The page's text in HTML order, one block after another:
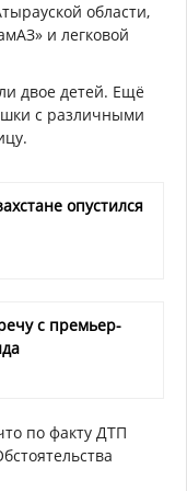
области,
и легковой
двое детей. Ещё
с различными
опустился
с премьер-
по факту ДТП